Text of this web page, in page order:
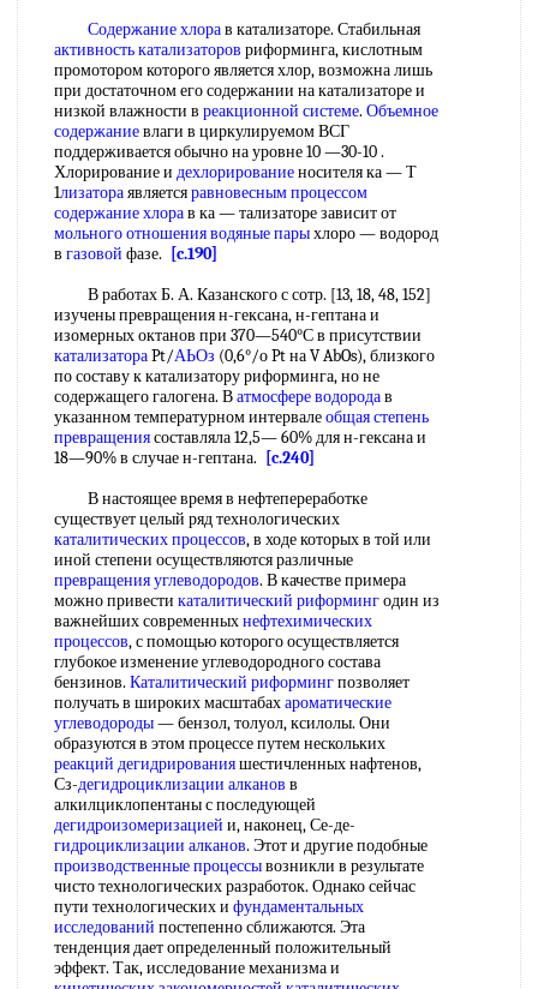
Содержание хлорав катализаторе. Стабильная
активность катализаторов риформинга, кислотным
промотором которого является хлор, возможна лишь
при достаточном его содержании на катализаторе и
низкой влажности в реакционной системе. Объемное
содержаниевлаги в циркулируемом ВСГ
поддерживается обычно на уровне 10 —30-10 .
Хлорирование и дехлорированиеносителя ка — Т
1лизатораявляетсяравновесным процессом
содержание хлорав ка — тализаторе зависит от
мольного отношенияводяные парыхлоро — водород
в газовой фазе.
[c.190]
В работах Б. А. Казанского с сотр. [13, 18, 48, 152]
изучены превращения н-гексана, н-гептана и
изомерных октанов при 370—540°С в присутствии
катализатораPt/АЬОз (0,6°/о Pt на V AbOs), близкого
по составу к катализатору риформинга, но не
содержащего галогена. Ватмосфере водородав
указанном температурном интервалеобщая степень
превращениясоставляла 12,5— 60% для н-гексана и
18—90% в случае н-гептана.
[c.240]
В настоящее время в нефтепереработке
существует целый ряд технологических
каталитических процессов, в ходе которых в той или
иной степени осуществляются различные
превращения углеводородов. В качестве примера
можно привести каталитический риформингодин из
важнейших современныхнефтехимических
процессов, с помощью которого осуществляется
глубокое изменение углеводородного состава
бензинов. Каталитический риформингпозволяет
получать в широких масштабахароматические
углеводороды— бензол, толуол, ксилолы. Они
образуются в этом процессе путем нескольких
реакций дегидрированияшестичленных нафтенов,
Сз-дегидроциклизации алканов в
алкилциклопентаны с последующей
дегидроизомеризацией и, наконец, Се-де-
гидроциклизации алканов. Этот и другие подобные
производственные процессывозникли в результате
чисто технологических разработок. Однако сейчас
пути технологических и фундаментальных
исследований постепенно сближаются. Эта
тенденция дает определенный положительный
эффект. Так, исследование механизма и